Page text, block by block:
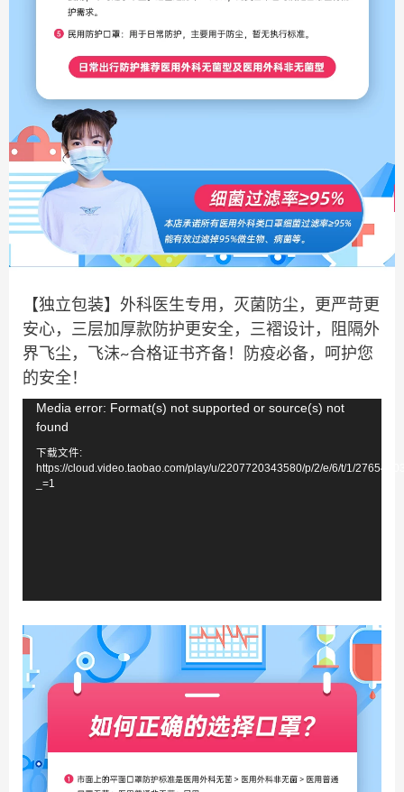
【独立包装】外科医生专用，灭菌防尘，更严苛更
安心，三层加厚款防护更安全，三褶设计，阻隔外
界飞尘，飞沫~合格证书齐备！防疫必备，呵护您
的安全！
视
频
Media error: Format(s) not supported or source(s) not
found
下载文件:
https://cloud.video.taobao.com/play/u/2207720343580/p/2/e/6/t/1/
_=1